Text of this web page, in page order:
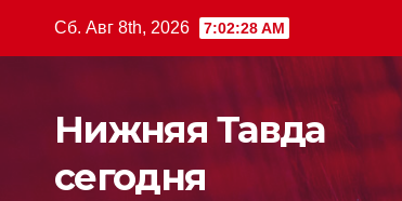
Сб. Авг 8th, 2026 7:02:29 AM
Нижняя Тавда
сегодня